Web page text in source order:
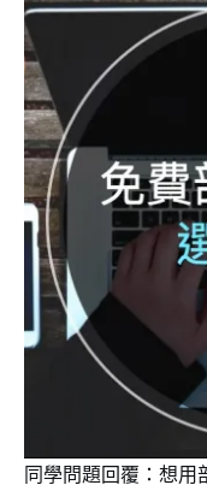
同學問題回覆：想用